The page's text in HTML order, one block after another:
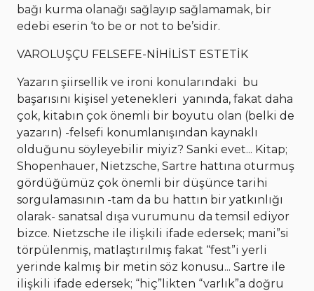
bağı kurma olanağı sağlayıp sağlamamak, bir
edebi eserin ‘to be or not to be’sidir.
VAROLUŞÇU FELSEFE-NİHİLİST ESTETİK
Yazarın şiirsellik ve ironi konularındaki bu
başarısını kişisel yetenekleri yanında, fakat daha
çok, kitabın çok önemli bir boyutu olan (belki de
yazarın) -felsefi konumlanışından kaynaklı
olduğunu söyleyebilir miyiz? Sanki evet... Kitap;
Shopenhauer, Nietzsche, Sartre hattına oturmuş
gördüğümüz çok önemli bir düşünce tarihi
sorgulamasının -tam da bu hattın bir yatkınlığı
olarak- sanatsal dışa vurumunu da temsil ediyor
bizce. Nietzsche ile ilişkili ifade edersek; mani”si
törpülenmiş, matlaştırılmış fakat “fest”i yerli
yerinde kalmış bir metin söz konusu... Sartre ile
ilişkili ifade edersek; “hiç”likten “varlık”a doğru